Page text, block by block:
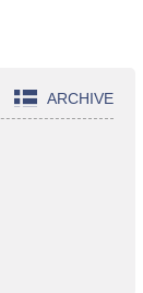
ARCHIVE